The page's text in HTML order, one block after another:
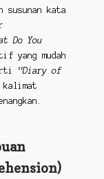
susunan kata
Do You
yang mudah
“Diary of
kalimat